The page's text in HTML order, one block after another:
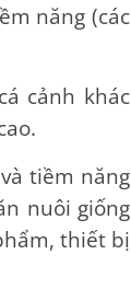
năng (các
cảnh khác
tiềm năng
nuôi giống
thiết bị